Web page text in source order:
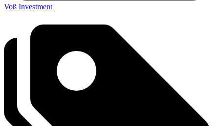
Voß Investment